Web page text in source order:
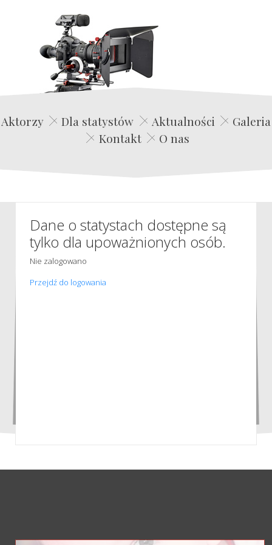
Edwin Film Agencja Aktorska
Aktorzy Dla statystów Aktualności
Galeria
Kontakt
O nas
Dane o statystach dostępne są
tylko dla upoważnionych osób.
Nie zalogowano
Przejdź do logowania